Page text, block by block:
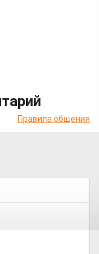
Правила общения